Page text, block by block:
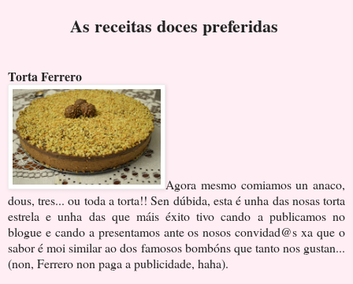
As receitas doces preferidas
Torta Ferrero
Agora mesmo comiamos un anaco,
dous, tres... ou toda a torta!! Sen dúbida, esta é unha das nosas torta
estrela e unha das que máis éxito tivo cando a publicamos no
blogue e cando a presentamos ante os nosos convidad@s xa que o
sabor é moi similar ao dos famosos bombóns que tanto nos gustan...
(non, Ferrero non paga a publicidade, haha).